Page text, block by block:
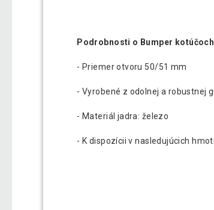
Podrobnosti o Bumper
- Priemer otvoru 50/51 mm
- Vyrobené z odolnej a robustnej
- Materiál jadra: železo
- K dispozícii v nasledujúcich